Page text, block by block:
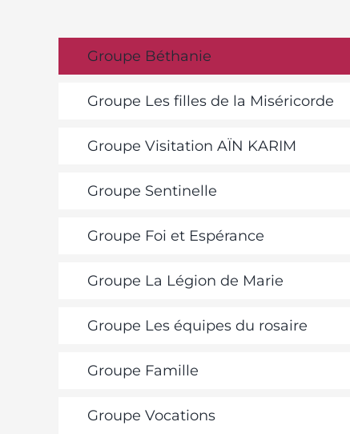
Groupe Béthanie
Groupe Les filles de la Miséricorde
Groupe Visitation AÏN KARIM
Groupe Sentinelle
Groupe Foi et Espérance
Groupe La Légion de Marie
Groupe Les équipes du rosaire
Groupe Famille
Groupe Vocations